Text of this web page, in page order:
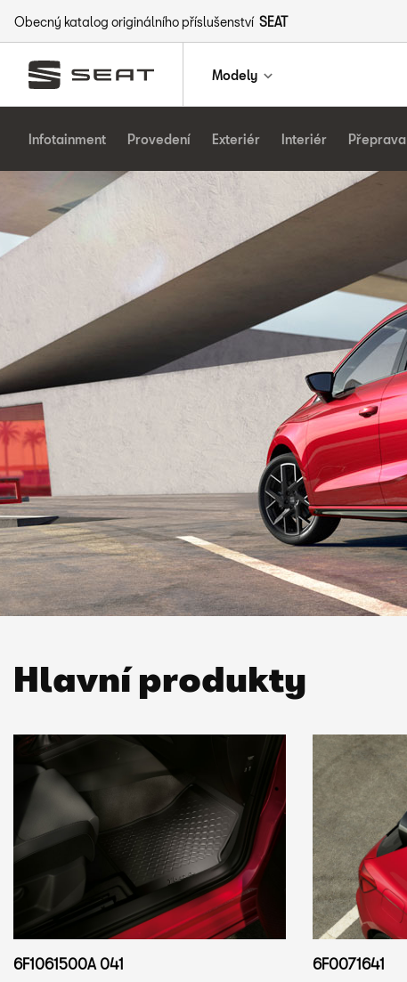
Obecný katalog originálního příslušenství SEAT
Modely
Infotainment Provedení Exteriér Interiér Přeprava
Hlavní produkty
6F1061500A 041
6F0071641